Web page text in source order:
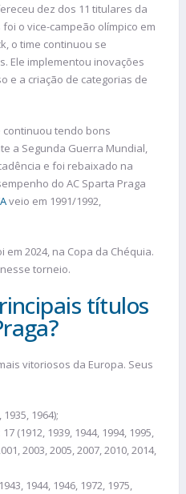
dez dos 11 titulares da
o vice-campeão olímpico em
o time continuou se
Ele implementou inovações
e a criação de categorias de
continuou tendo bons
a Segunda Guerra Mundial,
e foi rebaixado na
do AC Sparta Praga
veio em 1991/1992,
2024, na Copa da Chéquia.
torneio.
títulos
vitoriosos da Europa. Seus
1935, 1964);
17 (1912, 1939, 1944, 1994, 1995,
2003, 2005, 2007, 2010, 2014,
1944, 1946, 1972, 1975,